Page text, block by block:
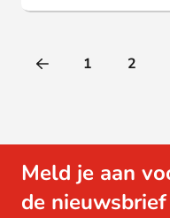
1 2
Meld je aan
de nieuwsbrief